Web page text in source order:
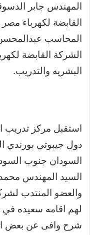
المهندس جابر
القابضة لكهرباء
المحاسب
الشركة القابضة
البشريه والتدريب.
دول جيبوتي بورندي
السودان جنوب
السيد المهندس
والعضو المنتدب
لهم اقامه سعيده في
شرح وافى عن بعض